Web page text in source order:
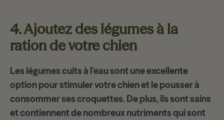
4. Ajoutez des légumes à la
ration de votre chien
Les légumes cuits à l’eausont une excellente
option pour stimuler votre chien et le pousser à
consommer ses croquettes. De plus, ils sont sains
et contiennent de nombreux nutriments qui sont